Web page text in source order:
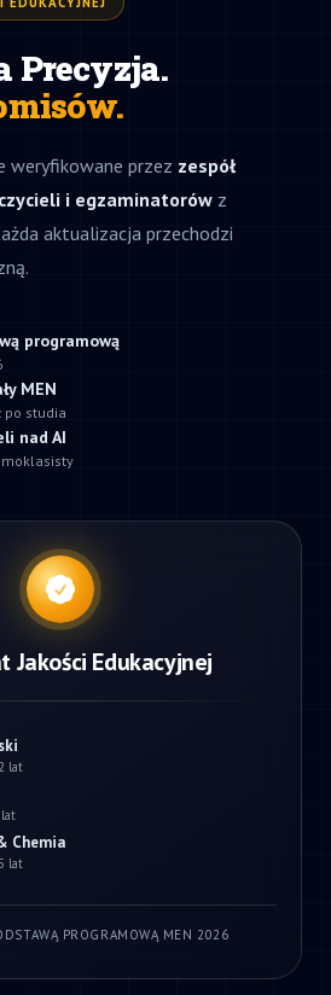
Precyzja.
weryfikowane przez zespół
i egzaminatorów z
aktualizacja przechodzi
programową
MEN
po studia
nad AI
Jakości Edukacyjnej
lat
Chemia
lat
PROGRAMOWĄ MEN 2026